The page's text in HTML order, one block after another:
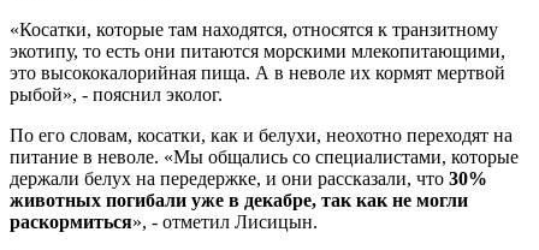
«Косатки, которые там находятся, относятся к транзитному
экотипу, то есть они питаются морскими млекопитающими,
это высококалорийная пища. А в неволе их кормят мертвой
рыбой», - пояснил эколог.
По его словам, косатки, как и белухи, неохотно переходят на
питание в неволе. «Мы общались со специалистами, которые
держали белух на передержке, и они рассказали, что 30%
животных погибали уже в декабре, так как не могли
раскормиться», - отметил Лисицын.